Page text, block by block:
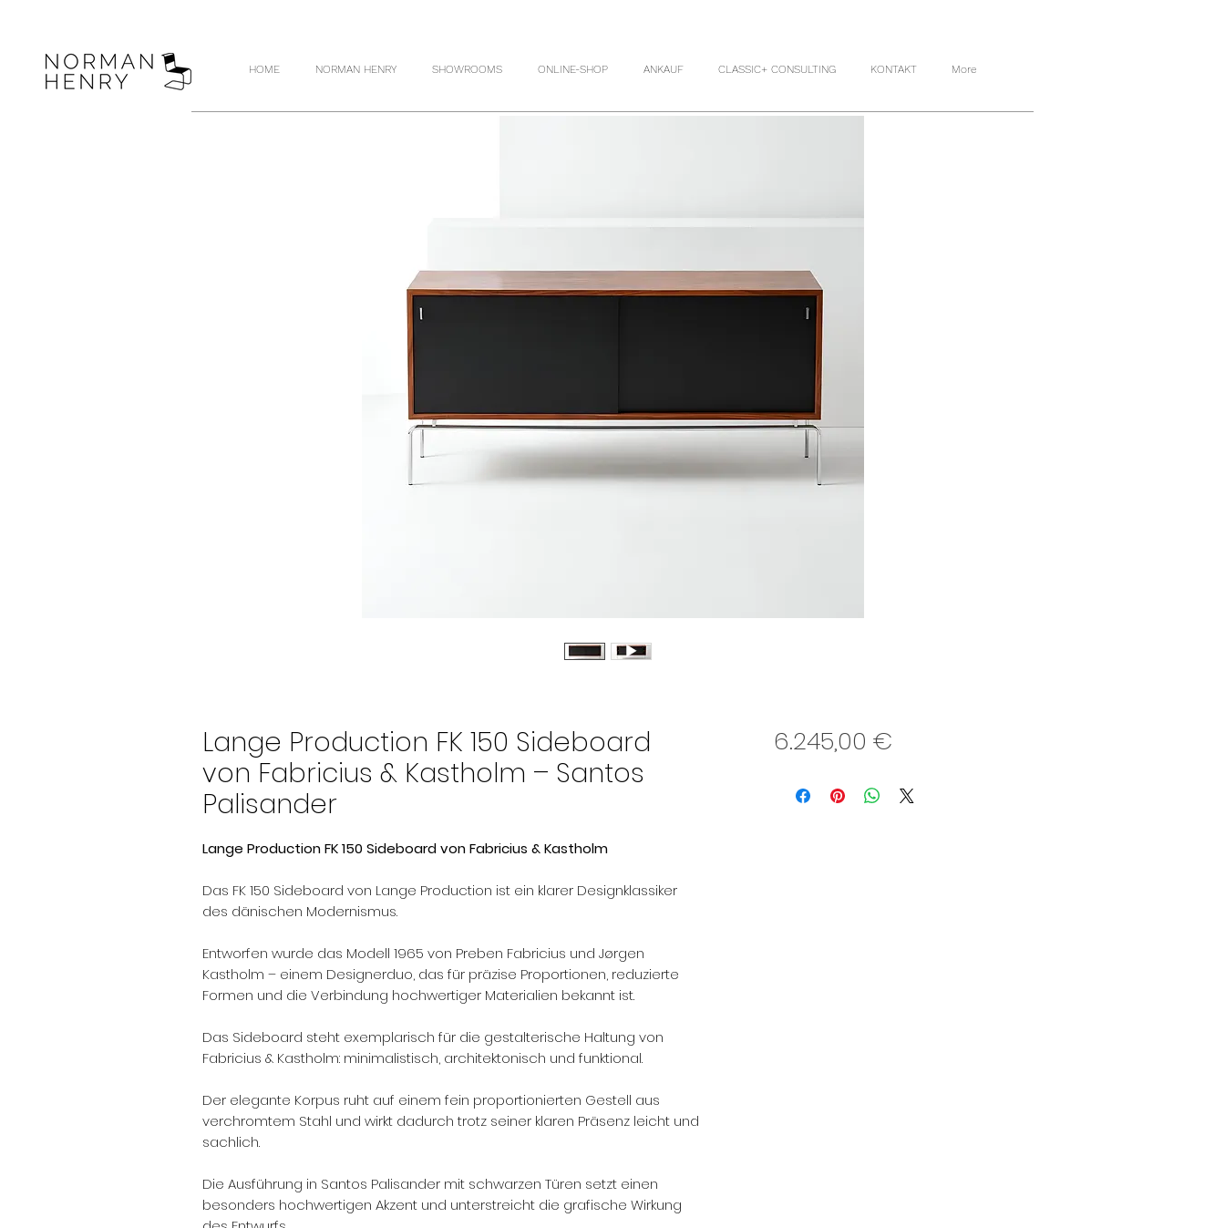
HOME NORMAN HENRY SHOWROOMS ONLINE-SHOP ANKAUF CLASSIC+ CONSULTING KONTAKT More
Lange Production FK 150 Sideboard
von Fabricius & Kastholm – Santos
Palisander
Lange Production FK 150 Sideboard von Fabricius & Kastholm
Das FK 150 Sideboard von Lange Production ist ein klarer Designklassiker
des dänischen Modernismus.
Entworfen wurde das Modell 1965 von Preben Fabricius und Jørgen
Kastholm – einem Designerduo, das für präzise Proportionen, reduzierte
Formen und die Verbindung hochwertiger Materialien bekannt ist.
Das Sideboard steht exemplarisch für die gestalterische Haltung von
Fabricius & Kastholm: minimalistisch, architektonisch und funktional.
Der elegante Korpus ruht auf einem fein proportionierten Gestell aus
verchromtem Stahl und wirkt dadurch trotz seiner klaren Präsenz leicht und
sachlich.
Die Ausführung in Santos Palisander mit schwarzen Türen setzt einen
besonders hochwertigen Akzent und unterstreicht die grafische Wirkung
6.245,00 €Preis